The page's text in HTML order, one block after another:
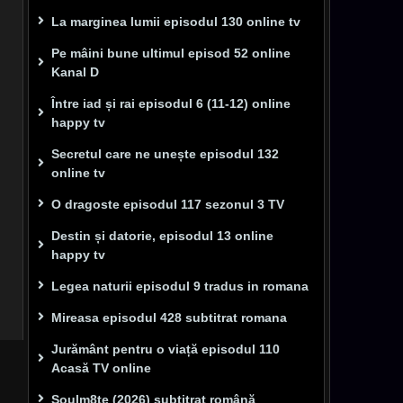
La marginea lumii episodul 130 online tv
Pe mâini bune ultimul episod 52 online
Kanal D
Între iad și rai episodul 6 (11-12) online
happy tv
Secretul care ne unește episodul 132
online tv
O dragoste episodul 117 sezonul 3 TV
Destin și datorie, episodul 13 online
happy tv
Legea naturii episodul 9 tradus in romana
Mireasa episodul 428 subtitrat romana
Jurământ pentru o viață episodul 110
Acasă TV online
Soulm8te (2026) subtitrat română